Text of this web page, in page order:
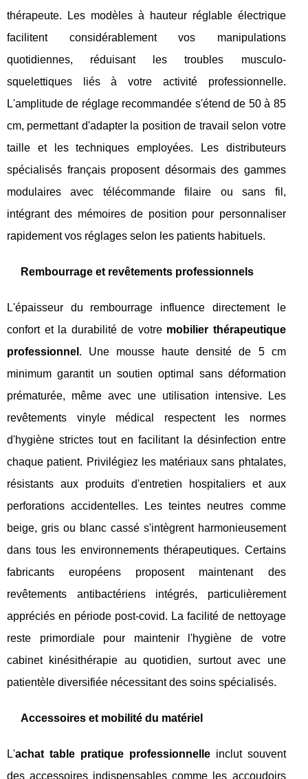
thérapeute. Les modèles à hauteur réglable électrique
facilitent considérablement vos manipulations
quotidiennes, réduisant les troubles musculo-
squelettiques liés à votre activité professionnelle.
L'amplitude de réglage recommandée s'étend de 50 à 85
cm, permettant d'adapter la position de travail selon votre
taille et les techniques employées. Les distributeurs
spécialisés français proposent désormais des gammes
modulaires avec télécommande filaire ou sans fil,
intégrant des mémoires de position pour personnaliser
rapidement vos réglages selon les patients habituels.
Rembourrage et revêtements professionnels
L'épaisseur du rembourrage influence directement le
confort et la durabilité de votre mobilier thérapeutique
professionnel . Une mousse haute densité de 5 cm
minimum garantit un soutien optimal sans déformation
prématurée, même avec une utilisation intensive. Les
revêtements vinyle médical respectent les normes
d'hygiène strictes tout en facilitant la désinfection entre
chaque patient. Privilégiez les matériaux sans phtalates,
résistants aux produits d'entretien hospitaliers et aux
perforations accidentelles. Les teintes neutres comme
beige, gris ou blanc cassé s'intègrent harmonieusement
dans tous les environnements thérapeutiques. Certains
fabricants européens proposent maintenant des
revêtements antibactériens intégrés, particulièrement
appréciés en période post-covid. La facilité de nettoyage
reste primordiale pour maintenir l'hygiène de votre
cabinet kinésithérapie au quotidien, surtout avec une
patientèle diversifiée nécessitant des soins spécialisés.
Accessoires et mobilité du matériel
L'achat table pratique professionnelleinclut souvent
des accessoires indispensables comme les accoudoirs